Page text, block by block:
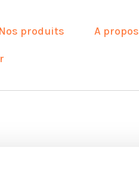
Nos produits A propos